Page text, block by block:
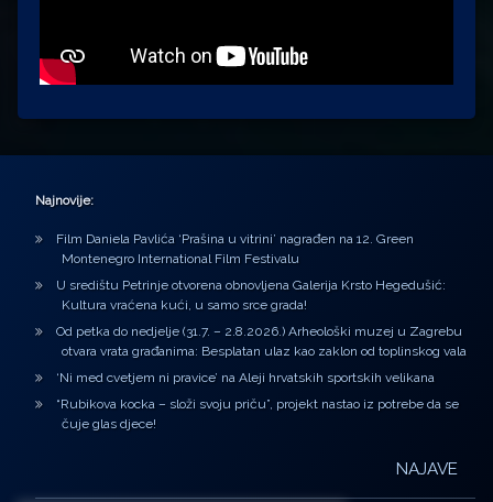
Najnovije:
Film Daniela Pavlića ‘Prašina u vitrini’ nagrađen na 12. Green
Montenegro International Film Festivalu
U središtu Petrinje otvorena obnovljena Galerija Krsto Hegedušić:
Kultura vraćena kući, u samo srce grada!
Od petka do nedjelje (31.7. – 2.8.2026.) Arheološki muzej u Zagrebu
otvara vrata građanima: Besplatan ulaz kao zaklon od toplinskog vala
‘Ni med cvetjem ni pravice’ na Aleji hrvatskih sportskih velikana
“Rubikova kocka – složi svoju priču”, projekt nastao iz potrebe da se
čuje glas djece!
NAJAVE